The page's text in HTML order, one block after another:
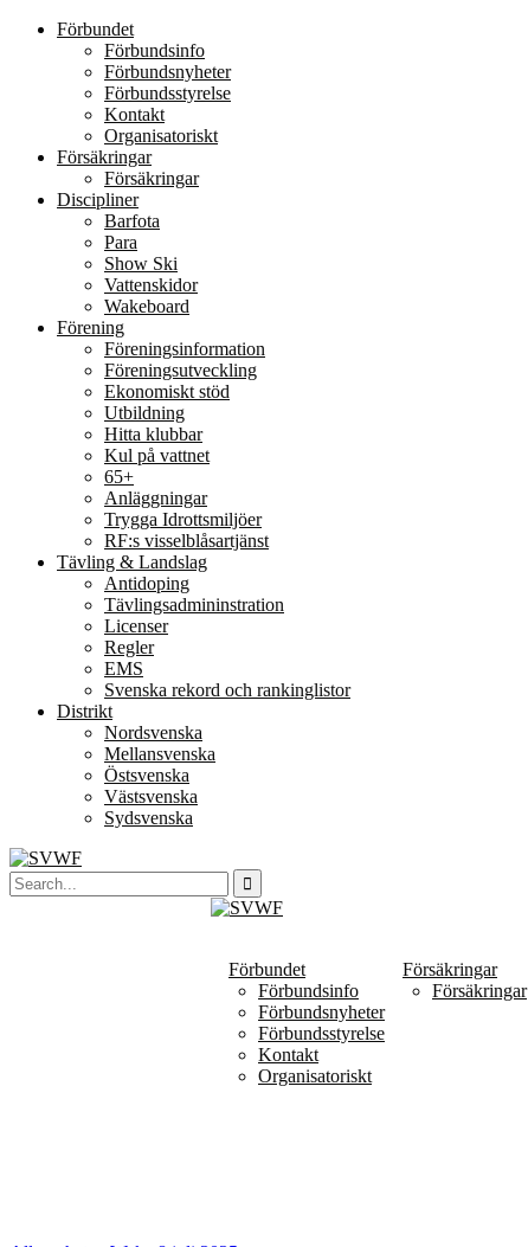
Förbundet
Förbundsinfo
Förbundsnyheter
Förbundsstyrelse
Kontakt
Organisatoriskt
Försäkringar
Försäkringar
Discipliner
Barfota
Para
Show Ski
Vattenskidor
Wakeboard
Förening
Föreningsinformation
Föreningsutveckling
Ekonomiskt stöd
Utbildning
Hitta klubbar
Kul på vattnet
65+
Anläggningar
Trygga Idrottsmiljöer
RF:s visselblåsartjänst
Tävling & Landslag
Antidoping
Tävlingsadmininstration
Licenser
Regler
EMS
Svenska rekord och rankinglistor
Distrikt
Nordsvenska
Mellansvenska
Östsvenska
Västsvenska
Sydsvenska
Förbundet
Förbundsinfo
Förbundsnyheter
Förbundsstyrelse
Kontakt
Organisatoriskt
Försäkringar
Försäkringar